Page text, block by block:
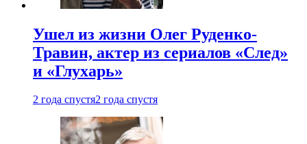
Ушел из жизни Олег Руденко-
Травин, актер из сериалов «След»
и «Глухарь»
2 года спустя2 года спустя